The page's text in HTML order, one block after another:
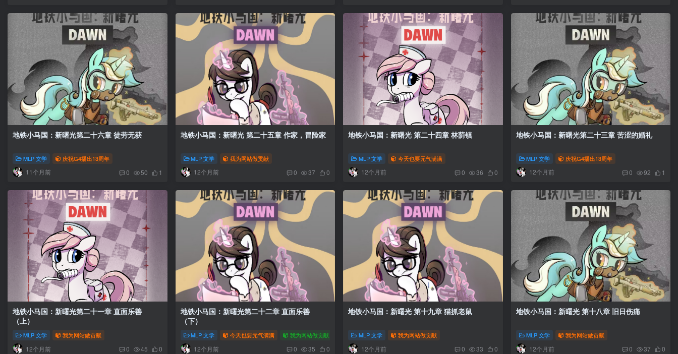
地铁小马国：新曙光第二十六章 徒劳无获
MLP 文学 庆祝G4播出13周年
11个月前 0 50 1
地铁小马国：新曙光 第二十五章 作家，冒险家
MLP 文学 我为网站做贡献
12个月前 0 37 0
地铁小马国：新曙光 第二十四章 林荫镇
MLP 文学 今天也要元气满满
12个月前 0 36 0
地铁小马国：新曙光第二十三章 苦涩的婚礼
MLP 文学 庆祝G4播出13周年
12个月前 0 92 1
地铁小马国：新曙光第二十一章 直面乐善
（上）
MLP 文学 我为网站做贡献
12个月前 0 45 0
地铁小马国：新曙光第二十二章 直面乐善
（下）
MLP 文学 今天也要元气满满 我为网站做贡献
12个月前 0 35 0
地铁小马国：新曙光 第十九章 猫抓老鼠
MLP 文学 我为网站做贡献
12个月前 0 33 0
地铁小马国：新曙光 第十八章 旧日伤痛
MLP 文学 我为网站做贡献
12个月前 0 37 0